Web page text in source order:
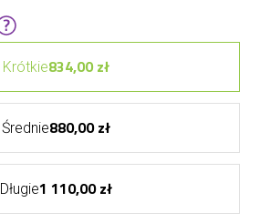
Krótkie834,00 zł
Średnie880,00 zł
Długie1 110,00 zł